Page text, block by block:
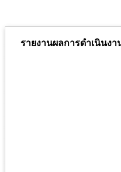
รายงานผลการดำเนินง